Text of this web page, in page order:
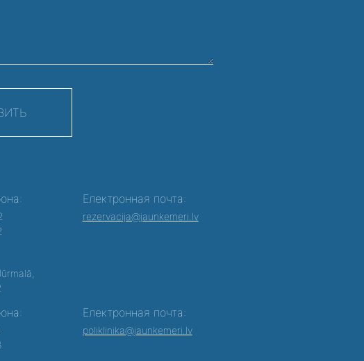
Електронная почта:
rezervacija@jaunkemeri.lv
Електронная почта:
poliklinika@jaunkemeri.lv